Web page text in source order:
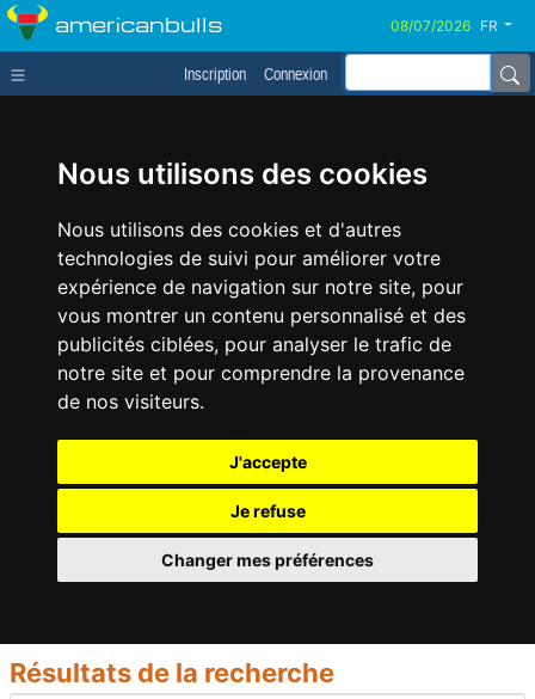
Nous utilisons des cookies
Nous utilisons des cookies et d'autres
technologies de suivi pour améliorer votre
expérience de navigation sur notre site, pour
vous montrer un contenu personnalisé et des
publicités ciblées, pour analyser le trafic de
notre site et pour comprendre la provenance
de nos visiteurs.
J'accepte
Je refuse
Changer mes préférences
americanbulls FR
Inscription Connexion
Résultats de la recherche